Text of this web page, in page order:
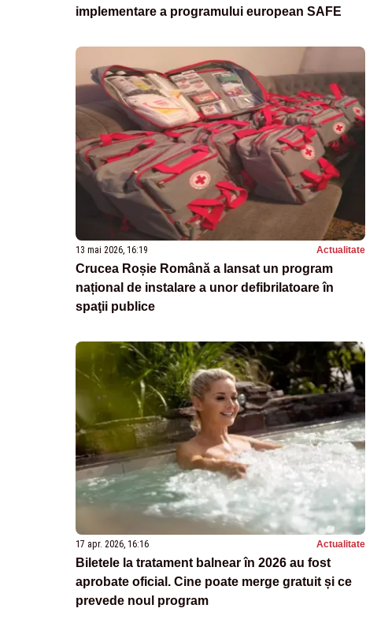
implementare a programului european SAFE
13 mai 2026, 16:19 Actualitate
Crucea Roșie Română a lansat un program
național de instalare a unor defibrilatoare în
spaţii publice
17 apr. 2026, 16:16 Actualitate
Biletele la tratament balnear în 2026 au fost
aprobate oficial. Cine poate merge gratuit și ce
prevede noul program